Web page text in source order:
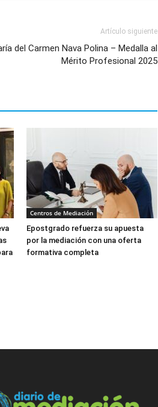
Artículo siguiente
del Carmen Nava Polina – Medalla al
Mérito Profesional 2025
Centros de Mediación
Epostgrado refuerza su apuesta
por la mediación con una oferta
formativa completa